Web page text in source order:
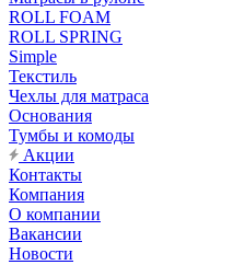
ROLL FOAM
ROLL SPRING
Simple
Текстиль
Чехлы для матраса
Основания
Тумбы и комоды
Акции
Контакты
Компания
О компании
Вакансии
Новости